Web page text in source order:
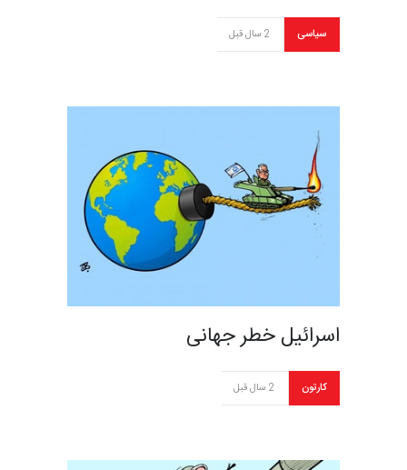
سیاسی 2 سال قبل
اسرائیل خطر جهانی
کارتون 2 سال قبل